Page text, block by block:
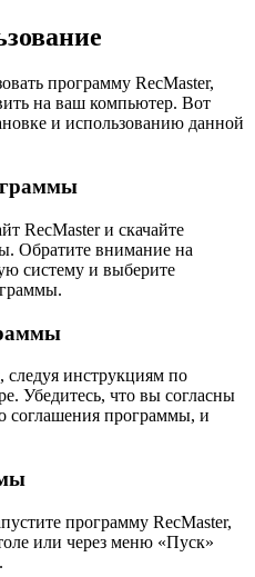
программу RecMaster,
на ваш компьютер. Вот
и использованию данной
RecMaster и скачайте
Обратите внимание на
систему и выберите
следуя инструкциям по
Убедитесь, что вы согласны
соглашения программы, и
программу RecMaster,
или через меню «Пуск»